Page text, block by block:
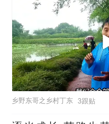
乡野东哥之乡村丁东 3跟贴